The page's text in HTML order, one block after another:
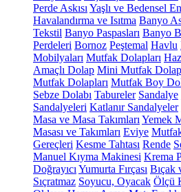
Perde Askısı Yaşlı ve Bedensel
Havalandırma ve Isıtma Banyo
Tekstil Banyo Paspasları Banyo
Perdeleri Bornoz Peştemal Havlu
Mobilyaları Mutfak Dolapları
Amaçlı Dolap Mini Mutfak
Mutfak Dolapları Mutfak Boy
Sebze Dolabı Tabureler Sandalye
Sandalyeleri Katlanır Sandalyeler
Masa ve Masa Takımları Yemek
Masası ve Takımları Eviye
Gereçleri Kesme Tahtası Rende
Manuel Kıyma Makinesi Krema
Doğrayıcı Yumurta Fırçası Bıçak
Sıçratmaz Soyucu, Oyacak Ölçü